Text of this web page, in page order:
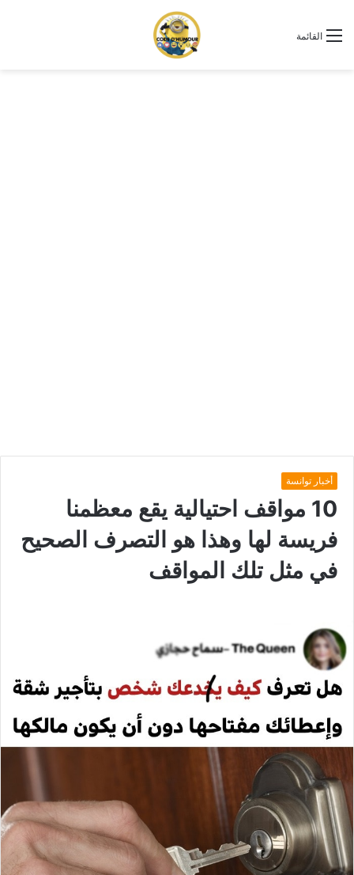
القائمة
أخبار توانسة
10 مواقف احتيالية يقع معظمنا
فريسة لها وهذا هو التصرف الصحيح
في مثل تلك المواقف